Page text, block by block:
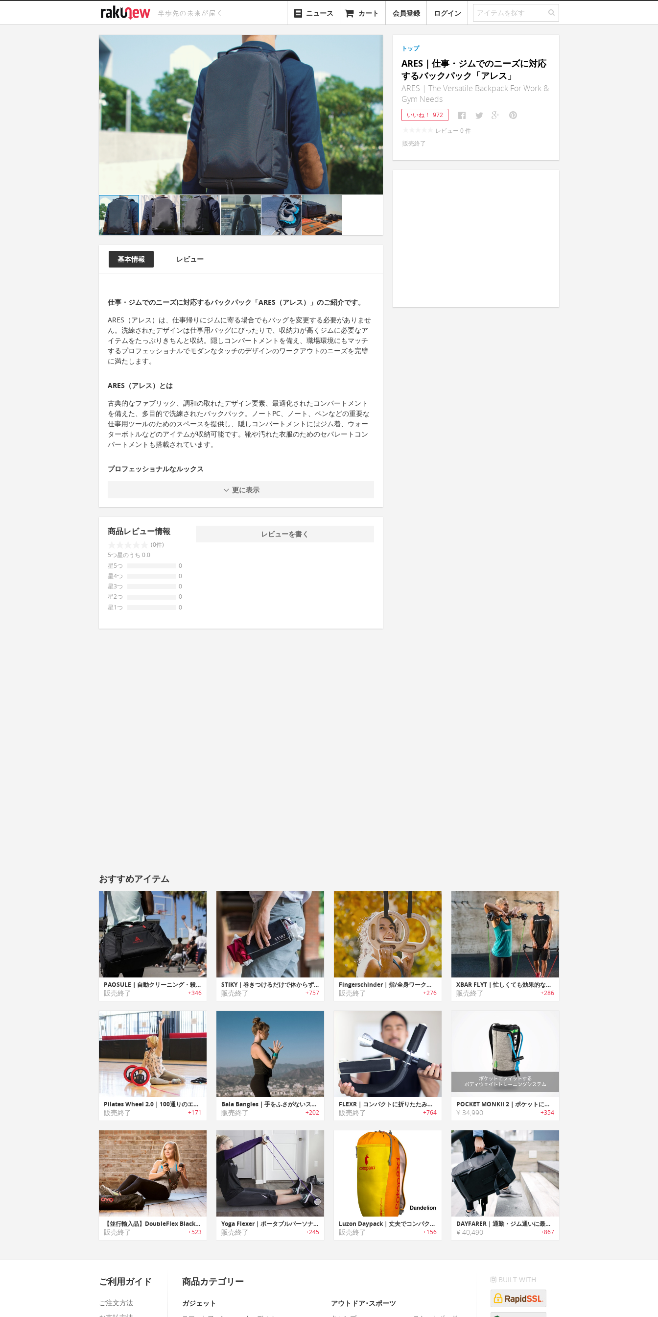
ニュース カート 会員登録 ログイン
基本情報 レビュー
仕事・ジムでのニーズに対応するバックパック「ARES（アレス）」のご紹介です。
ARES（アレス）は、仕事帰りにジムに寄る場合でもバッグを変更する必要がありませ
ん。洗練されたデザインは仕事用バッグにぴったりで、収納力が高くジムに必要なア
イテムをたっぷりきちんと収納。隠しコンパートメントを備え、職場環境にもマッチ
するプロフェッショナルでモダンなタッチのデザインのワークアウトのニーズを完璧
に満たします。
ARES（アレス）とは
古典的なファブリック、調和の取れたデザイン要素、最適化されたコンパートメント
を備えた、多目的で洗練されたバックパック。ノートPC、ノート、ペンなどの重要な
仕事用ツールのためのスペースを提供し、隠しコンパートメントにはジム着、ウォー
ターボトルなどのアイテムが収納可能です。靴や汚れた衣服のためのセパレートコン
パートメントも搭載されています。
プロフェッショナルなルックス
更に表示
商品レビュー情報
(0件)
5つ星のうち 0.0
星5つ
0
星4つ
0
星3つ
0
星2つ
0
星1つ
0
レビューを書く
トップ
ARES｜仕事・ジムでのニーズに対応
するバックパック「アレス」
ARES | The Versatile Backpack For Work &
Gym Needs
いいね！ 972
レビュー 0 件
販売終了
おすすめアイテム
PAQSULE｜自動クリーニング・殺菌消毒機能搭載バッグ「パックセル」
販売終了 +346
STIKY｜巻きつけるだけで体からずれ落ちない多目的ファブリック「スティキー」
販売終了 +757
Fingerschinder｜指/全身ワークアウト可能なモバイルトレーニングデバイス「フィンガーシンダー」
販売終了 +276
XBAR FLYT｜忙しくても効果的なワークアウトが可能なトラベルフレンドリーパーソナルフィットネスシステム「Xバーフライト」
販売終了 +286
Pilates Wheel 2.0｜100通りのエクササイズが手軽に楽しめるピラティスマシン「ピラティスホイール2.0」
販売終了 +171
Bala Bangles｜手をふさがないスタイリッシュなヨガ用ウェアラブルウェイト「バラバングル」
販売終了 +202
FLEXR｜コンパクトに折りたたみ可能な懸垂エクササイズバー「フレクサー」
販売終了 +764
POCKET MONKII 2｜ポケットにフィットするボディウェイトトレーニングシステム「ポケットモンキー2」
¥ 34,990 +354
【並行輸入品】DoubleFlex Black｜NASAでも採用されている技術を使用したトータルボディーポータブルジム「ダブルフレックスブラック」
販売終了 +523
Yoga Flexer｜ポータブルパーソナルジムとしても利用可能なヨガマット「ヨガフレクサー」
販売終了 +245
Luzon Daypack｜丈夫でコンパクトな超軽量バックパック「ルゾンデイパック」
販売終了 +156
DAYFARER｜通勤・ジム通いに最適なスポーティスタイルバックパック「デイフェラー」
¥ 40,490 +867
ご利用ガイド
ご注文方法
商品カテゴリー
ガジェット アウトドア･スポーツ
BUILT WITH